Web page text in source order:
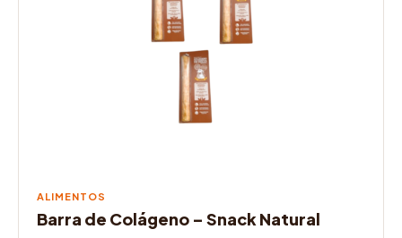
ALIMENTOS
Barra de Colágeno – Snack Natural
producto